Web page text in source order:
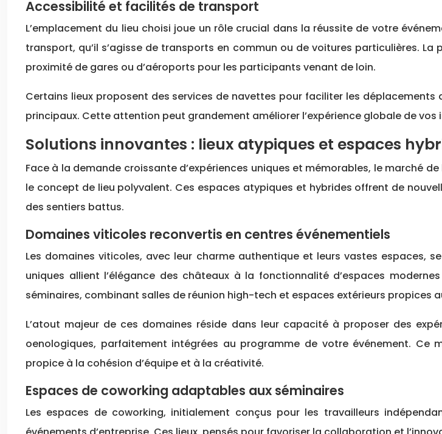
Accessibilité et facilités de transport
L’emplacement du lieu choisi joue un rôle crucial dans la réussite de votre
transport, qu’il s’agisse de transports en commun ou de voitures particulières.
proximité de gares ou d’aéroports pour les participants venant de loin.
Certains lieux proposent des services de navettes pour faciliter les
principaux. Cette attention peut grandement améliorer l’expérience globale de
Solutions innovantes : lieux atypiques et espaces
Face à la demande croissante d’expériences uniques et mémorables, le marché
le concept de lieu polyvalent. Ces espaces atypiques et hybrides offrent de
des sentiers battus.
Domaines viticoles reconvertis en centres événementiels
Les domaines viticoles, avec leur charme authentique et leurs vastes espaces,
uniques allient l’élégance des châteaux à la fonctionnalité d’espaces
séminaires, combinant salles de réunion high-tech et espaces extérieurs propices
L’atout majeur de ces domaines réside dans leur capacité à proposer des
oenologiques, parfaitement intégrées au programme de votre événement.
propice à la cohésion d’équipe et à la créativité.
Espaces de coworking adaptables aux séminaires
Les espaces de coworking, initialement conçus pour les travailleurs